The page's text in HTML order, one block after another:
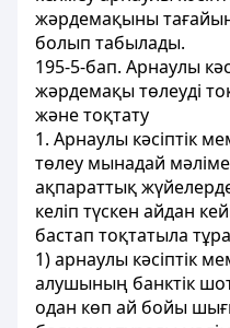
жәрдемақыны
болып табылады.
195-5-бап. Арнаулы
жәрдемақы төлеуді
және тоқтату
1. Арнаулы кәсіптік
төлеу мынадай
ақпараттық
келіп түскен айдан
бастап тоқтатыла
1) арнаулы кәсіптік
алушының банктік
одан көп ай бойы